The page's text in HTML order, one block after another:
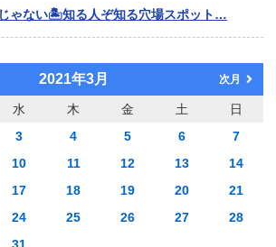
ゃない🏝️知る人ぞ知る穴場スポット…
2021年3月 次月
水 木 金 土
日
3 4 5 6
7
10 11 12 13
14
17 18 19 20
21
24 25 26 27
28
31